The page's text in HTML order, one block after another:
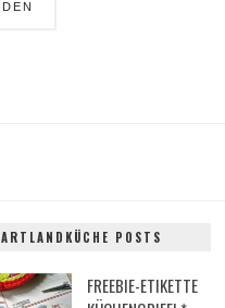
ARTLANDKÜCHE POSTS
FREEBIE-ETIKETTE